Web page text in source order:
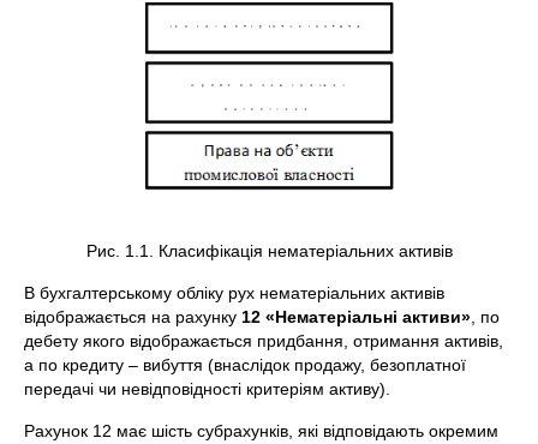
Рис. 1.1. Класифікація нематеріальних активів
В бухгалтерському обліку рух нематеріальних активів
відображається на рахунку 12 «Нематеріальні активи» , по
дебету якого відображається придбання, отримання активів,
а по кредиту – вибуття (внаслідок продажу, безоплатної
передачі чи невідповідності критеріям активу).
Рахунок 12 має шість субрахунків, які відповідають окремим